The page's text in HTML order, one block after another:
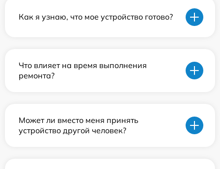
Как я узнаю, что мое устройство готово?
Что влияет на время выполнения
ремонта?
Может ли вместо меня принять
устройство другой человек?